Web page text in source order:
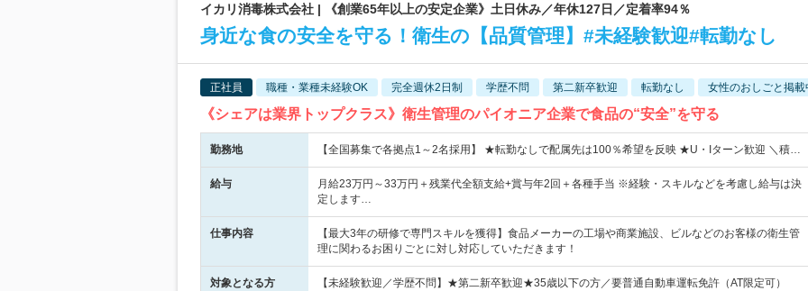
イカリ消毒株式会社 | 《創業65年以上の安定企業》土日休み／年休127日／定着率94％
身近な食の安全を守る！衛生の【品質管理】#未経験歓迎#転勤なし
正社員 職種・業種未経験OK 完全週休2日制 学歴不問 第二新卒歓迎 転勤なし 女性のおしごと掲載
《シェアは業界トップクラス》衛生管理のパイオニア企業で食品の“安全”を守る
勤務地 【全国募集で各拠点1～2名採用】 ★転勤なしで配属先は100％希望を反映 ★U・Iターン歓迎 ＼積…
給与
月給23万円～33万円＋残業代全額支給+賞与年2回＋各種手当 ※経験・スキルなどを考慮し給与は決
定します…
仕事内容
【最大3年の研修で専門スキルを獲得】食品メーカーの工場や商業施設、ビルなどのお客様の衛生管
理に関わるお困りごとに対し対応していただきます！
対象となる方
【未経験歓迎／学歴不問】★第二新卒歓迎★35歳以下の方／要普通自動車運転免許（AT限定可）